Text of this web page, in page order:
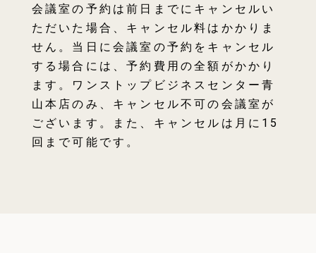
会議室の予約は前日までにキャンセルい
ただいた場合、キャンセル料はかかりま
せん。当日に会議室の予約をキャンセル
する場合には、予約費用の全額がかかり
ます。ワンストップビジネスセンター青
山本店のみ、キャンセル不可の会議室が
ございます。また、キャンセルは月に15
回まで可能です。